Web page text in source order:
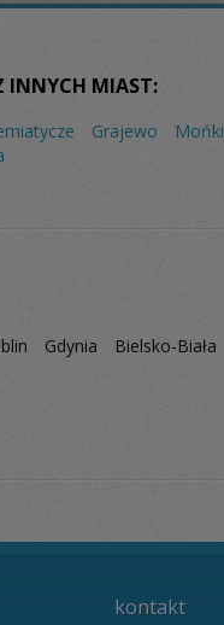
INNYCH MIAST:
Grajewo Mońki
Gdynia Bielsko-Biała
kontakt